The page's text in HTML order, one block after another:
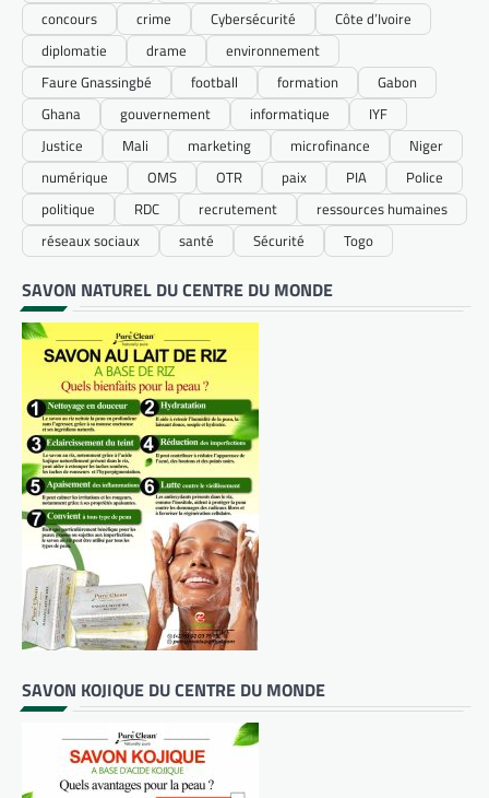
concours
crime Cybersécurité
Côte d’Ivoire
diplomatie
drame
environnement
Faure Gnassingbé
football formation
Gabon
Ghana
gouvernement informatique
IYF
Justice
Mali marketing microfinance
Niger
numérique
OMS OTR paix PIA
Police
politique
RDC recrutement
ressources humaines
réseaux sociaux
santé Sécurité Togo
SAVON NATUREL DU CENTRE DU MONDE
SAVON KOJIQUE DU CENTRE DU MONDE